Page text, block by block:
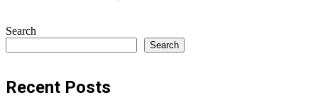
Search
Search
Recent Posts